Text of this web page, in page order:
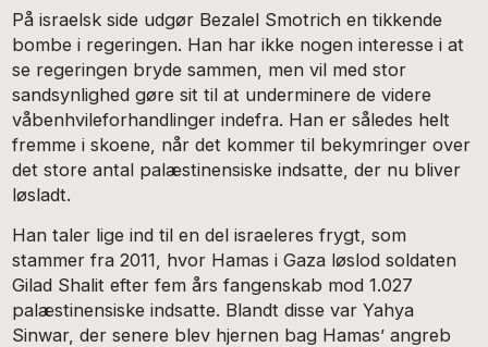
På israelsk side udgør Bezalel Smotrich en tikkende
bombe i regeringen. Han har ikke nogen interesse i at
se regeringen bryde sammen, men vil med stor
sandsynlighed gøre sit til at underminere de videre
våbenhvileforhandlinger indefra. Han er således helt
fremme i skoene, når det kommer til bekymringer over
det store antal palæstinensiske indsatte, der nu bliver
løsladt.
Han taler lige ind til en del israeleres frygt, som
stammer fra 2011, hvor Hamas i Gaza løslod soldaten
Gilad Shalit efter fem års fangenskab mod 1.027
palæstinensiske indsatte. Blandt disse var Yahya
Sinwar, der senere blev hjernen bag Hamas’ angreb